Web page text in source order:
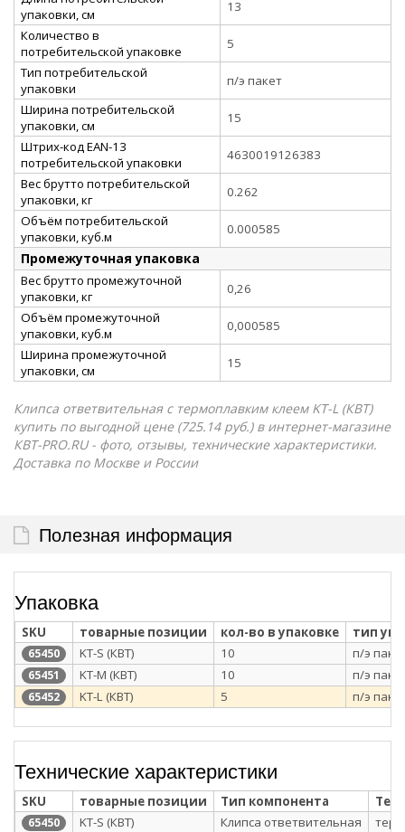
упаковки, см
13
Количество в
потребительской упаковке
5
Тип потребительской
упаковки
п/э пакет
Ширина потребительской
упаковки, см
15
Штрих-код EAN-13
потребительской упаковки
4630019126383
Вес брутто потребительской
упаковки, кг
0.262
Объём потребительской
упаковки, куб.м
0.000585
Промежуточная упаковка
Вес брутто промежуточной
упаковки, кг
0,26
Объём промежуточной
упаковки, куб.м
0,000585
Ширина промежуточной
упаковки, см
15
Клипса ответвительная с термоплавким клеем KT-L (КВТ)
купить по выгодной цене (725.14 руб.) в интернет-магазине
КВТ-PRO.RU - фото, отзывы, технические характеристики.
Доставка по Москве и России
Полезная информация
Упаковка
SKU товарные позиции кол-во в упаковке тип
65450 KT-S (КВТ) 10 п/э
65451 KT-M (КВТ) 10 п/э
65452 KT-L (КВТ) 5 п/э
Технические характеристики
SKU товарные позиции Тип компонента
65450 KT-S (КВТ) Клипса ответвительная